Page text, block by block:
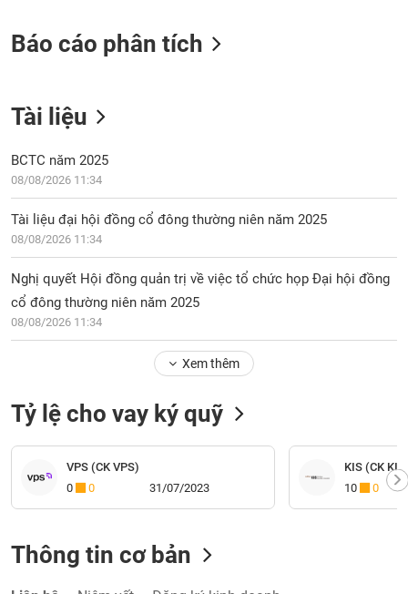
Báo cáo phân tích
Tài liệu
BCTC năm 2025
08/08/2026 11:34
Tài liệu đại hội đồng cổ đông thường niên năm 2025
08/08/2026 11:34
Nghị quyết Hội đồng quản trị về việc tổ chức họp Đại hội đồng
cổ đông thường niên năm 2025
08/08/2026 11:34
Xem thêm
Tỷ lệ cho vay ký quỹ
VPS (CK VPS)
0
0 31/07/2023
KIS (CK
10
0
Thông tin cơ bản